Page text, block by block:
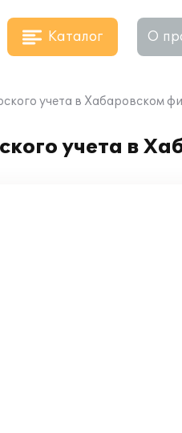
Каталог О
учета в Хабаровском
учета в